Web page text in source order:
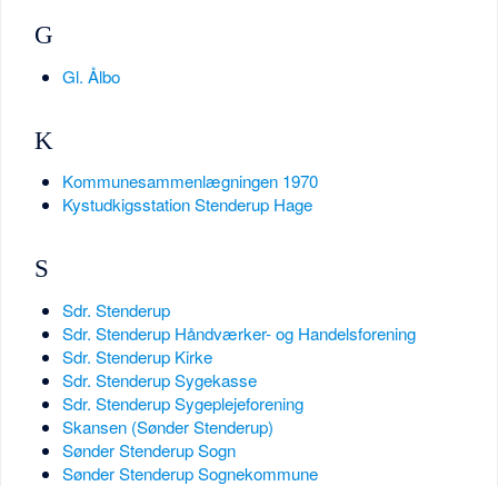
G
Gl. Ålbo
K
Kommunesammenlægningen 1970
Kystudkigsstation Stenderup Hage
S
Sdr. Stenderup
Sdr. Stenderup Håndværker- og Handelsforening
Sdr. Stenderup Kirke
Sdr. Stenderup Sygekasse
Sdr. Stenderup Sygeplejeforening
Skansen (Sønder Stenderup)
Sønder Stenderup Sogn
Sønder Stenderup Sognekommune